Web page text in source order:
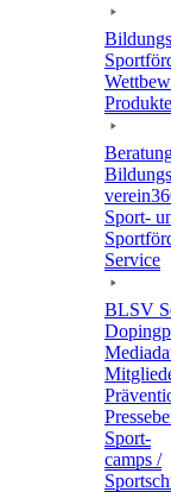
Produkte
Sport-
Service
BLSV
Sport­
camps /